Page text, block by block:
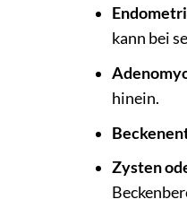
kann bei
hinein.
Zysten